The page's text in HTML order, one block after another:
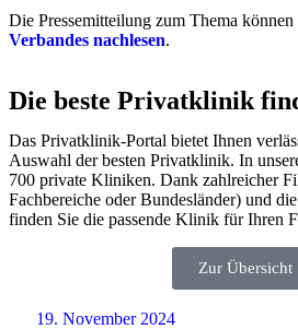
Die Pressemitteilung zum Thema
Verbandes nachlesen.
Die beste Privatklinik
Das Privatklinik-Portal bietet Ihnen
Auswahl der besten Privatklinik. In
700 private Kliniken. Dank zahlreicher
Fachbereiche oder Bundesländer) und
finden Sie die passende Klinik für Ihren
Zur Übersicht
19. November 2024